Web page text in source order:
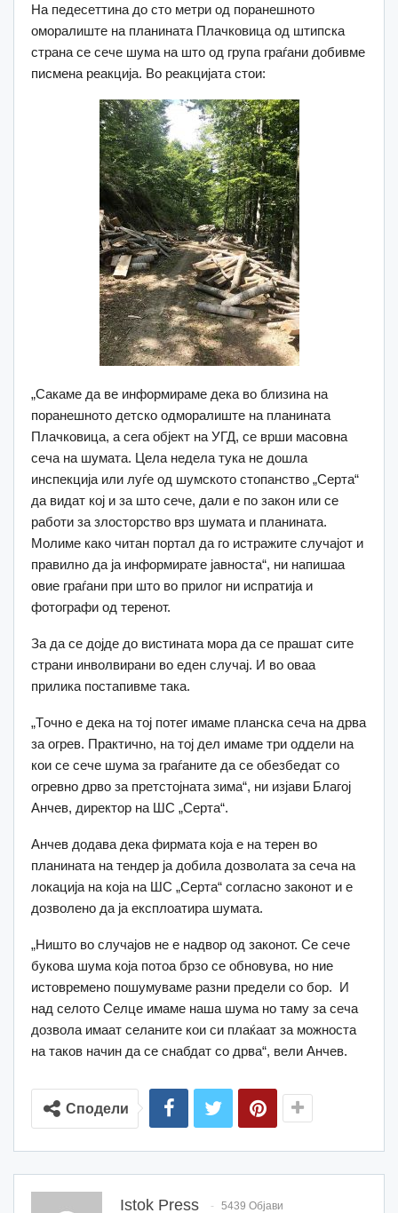
На педесеттина до сто метри од поранешното
оморалиште на планината Плачковица од штипска
страна се сече шума на што од група граѓани добивме
писмена реакција. Во реакцијата стои:
„Сакаме да ве информираме дека во близина на
поранешното детско одморалиште на планината
Плачковица, а сега објект на УГД, се врши масовна
сеча на шумата. Цела недела тука не дошла
инспекција или луѓе од шумското стопанство „Серта“
да видат кој и за што сече, дали е по закон или се
работи за злосторство врз шумата и планината.
Молиме како читан портал да го истражите случајот и
правилно да ја информирате јавноста“, ни напишаа
овие граѓани при што во прилог ни испратија и
фотографи од теренот.
За да се дојде до вистината мора да се прашат сите
страни инволвирани во еден случај. И во оваа
прилика постапивме така.
„Tочно е дека на тој потег имаме планска сеча на дрва
за огрев. Практично, на тој дел имаме три оддели на
кои се сече шума за граѓаните да се обезбедат со
огревно дрво за претстојната зима“, ни изјави Благој
Анчев, директор на ШС „Серта“.
Анчев додава дека фирмата која е на терен во
планината на тендер ја добила дозволата за сеча на
локација на која на ШС „Серта“ согласно законот и е
дозволено да ја експлоатира шумата.
„Ништо во случајов не е надвор од законот. Се сече
букова шума која потоа брзо се обновува, но ние
истовремено пошумуваме разни предели со бор. И
над селото Селце имаме наша шума но таму за сеча
дозвола имаат селаните кои си плаќаат за можноста
на таков начин да се снабдат со дрва“, вели Анчев.
Сподели
Istok Press 5439 Објави